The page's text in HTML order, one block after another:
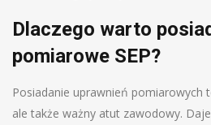
Dlaczego warto
pomiarowe SEP?
Posiadanie uprawnień pomiarowych
ale także ważny atut zawodowy.